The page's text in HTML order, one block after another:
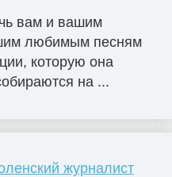
вам и вашим
любимым песням
которую она
на ...
журналист